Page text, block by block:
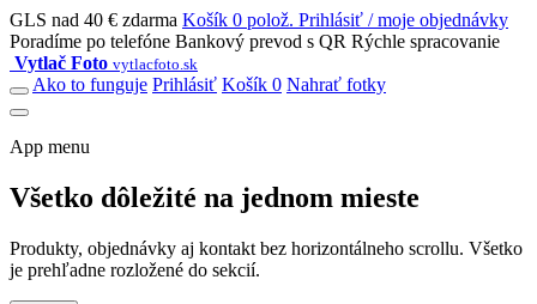
GLS nad 40 € zdarma Košík 0 polož. Prihlásiť / moje objednávky
Poradíme po telefóne Bankový prevod s QR Rýchle spracovanie
Vytlač Foto vytlacfoto.sk
Ako to funguje Prihlásiť Košík 0 Nahrať fotky
App menu
Všetko dôležité na jednom mieste
Produkty, objednávky aj kontakt bez horizontálneho scrollu. Všetko
je prehľadne rozložené do sekcií.